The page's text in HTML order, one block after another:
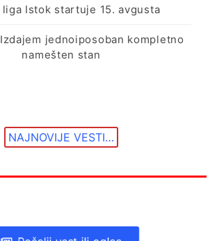
liga Istok startuje 15. avgusta
jednoiposoban kompletno
namešten stan
NAJNOVIJE VESTI…